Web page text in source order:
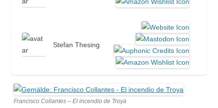
Stefan Thesing
Francisco Collantes – El incendio de Troya